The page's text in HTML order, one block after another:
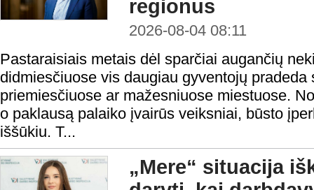
regionus
2026-08-04 08:11
Pastaraisiais metais dėl sparčiai augančių
didmiesčiuose vis daugiau gyventojų pradeda
priemiesčiuose ar mažesniuose miestuose.
o paklausą palaiko įvairūs veiksniai, būsto
iššūkiu. T...
„Mere“ situacija